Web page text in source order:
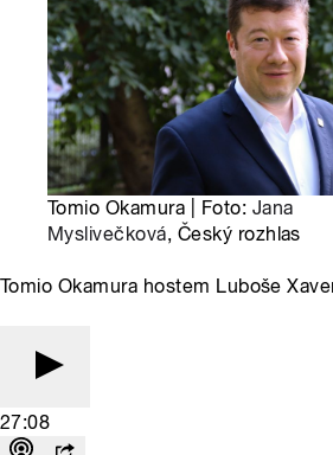
Tomio Okamura | Foto: Jana
Myslivečková, Český rozhlas
Tomio Okamura hostem Luboše
27:08